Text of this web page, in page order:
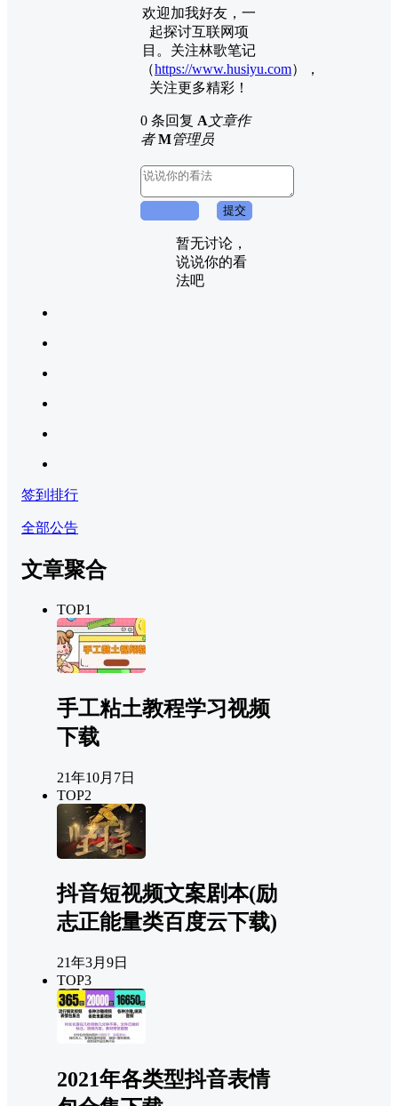
欢迎加我好友，一
起探讨互联网项
目。关注林歌笔记
（https://www.husiyu.com），
关注更多精彩！
0 条回复 A文章作
者 M管理员
提交
暂无讨论，
说说你的看
法吧
签到排行
全部公告
文章聚合
TOP1
手工粘土教程学习视频
下载
21年10月7日
TOP2
抖音短视频文案剧本(励
志正能量类百度云下载)
21年3月9日
TOP3
2021年各类型抖音表情